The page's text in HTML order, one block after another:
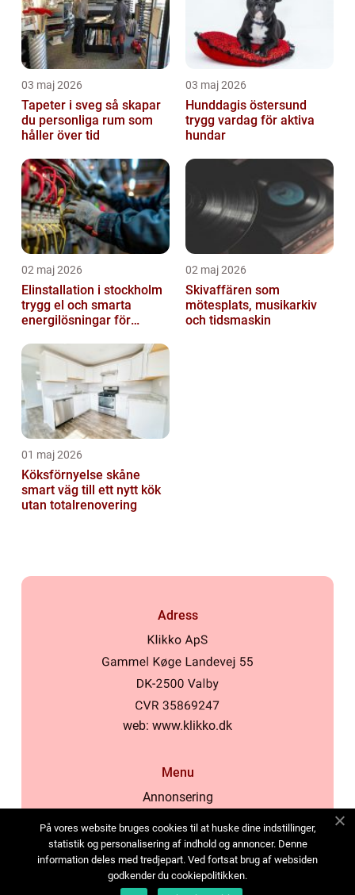
03 maj 2026
Tapeter i sveg så skapar
du personliga rum som
håller över tid
03 maj 2026
Hunddagis östersund
trygg vardag för aktiva
hundar
02 maj 2026
Elinstallation i stockholm
trygg el och smarta
energilösningar för
02 maj 2026
Skivaffären som
mötesplats, musikarkiv
och tidsmaskin
01 maj 2026
Köksförnyelse skåne
smart väg till ett nytt kök
utan totalrenovering
Adress
web: www.klikko.dk
Menu
Annonsering
Cookies
Kontakta oss
Sitemap
På vores website bruges cookies til at huske dine indstillinger,
statistik og personalisering af indhold og annoncer. Denne
information deles med tredjepart. Ved fortsat brug af websiden
godkender du cookiepolitikken.